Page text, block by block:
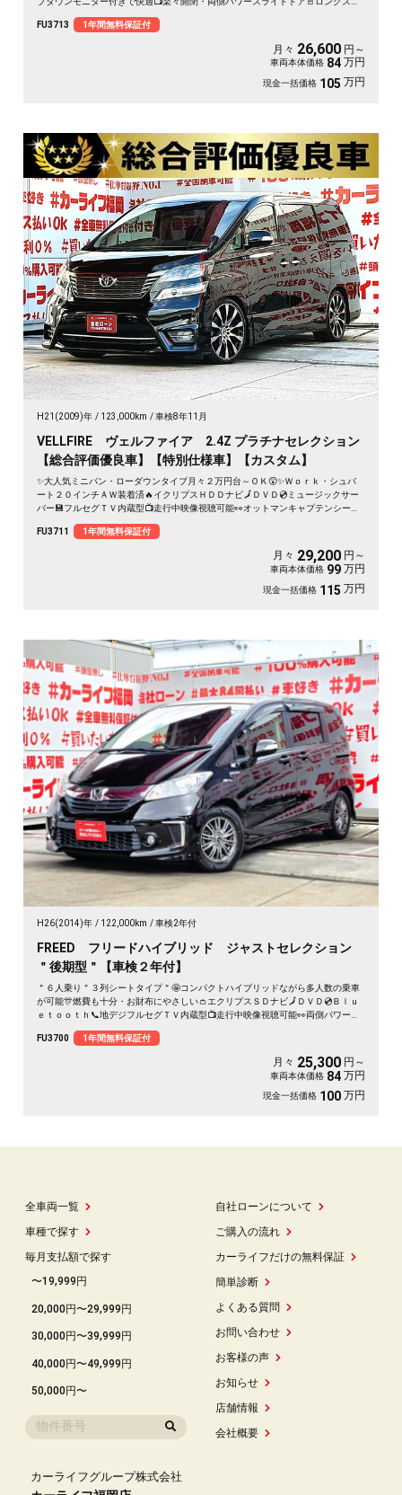
新品タイヤ装着🛞🚗
FU3713 1年間無料保証付
月々 26,600 円～
車両本体価格 84 万円
現金一括価格 105 万円
H21(2009)年 123,000km 車検8年11月
VELLFIRE ヴェルファイア 2.4Z プラチナセレクション
【総合評価優良車】【特別仕様車】【カスタム】
✨大人気ミニバン・ローダウンタイプ月々２万円台～ＯＫ😲✨Ｗｏｒｋ・シュバ
ート２０インチＡＷ装着済🔥イクリプスＨＤＤナビ🗾ＤＶＤ💿ミュージックサー
バー💾フルセグＴＶ内蔵型📺走行中映像視聴可能👀オットマンキャプテンシート
クドアーでボタン・リモコン楽々開閉🔘🌈
FU3711 1年間無料保証付
月々 29,200 円～
車両本体価格 99 万円
現金一括価格 115 万円
H26(2014)年 122,000km 車検2年付
FREED フリードハイブリッド ジャストセレクション
＂後期型＂【車検２年付】
＂６人乗り＂３列シートタイプ＂🤩コンパクトハイブリッドながら多人数の乗車
が可能🎊燃費も十分・お財布にやさしい👛エクリプスＳＤナビ🗾ＤＶＤ💿Ｂｌｕ
ｅｔｏｏｔｈ📞地デジフルセグＴＶ内蔵型📺走行中映像視聴可能👀両側パワース
クルーズコントロール機能付・高速道路も運転楽々👏ＨＩＤヘッドライト＆ＬＥ
FU3700 1年間無料保証付
月々 25,300 円～
車両本体価格 84 万円
現金一括価格 100 万円
全車両一覧
車種で探す
毎月支払額で探す
〜19,999円
20,000円〜29,999円
30,000円〜39,999円
40,000円〜49,999円
50,000円〜
自社ローンについて
ご購入の流れ
カーライフだけの無料保証
簡単診断
よくある質問
お問い合わせ
お客様の声
お知らせ
店舗情報
会社概要
カーライフグループ株式会社